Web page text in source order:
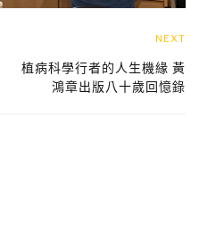
NEXT
植病科學行者的人生機緣 黃
鴻章出版八十歲回憶錄